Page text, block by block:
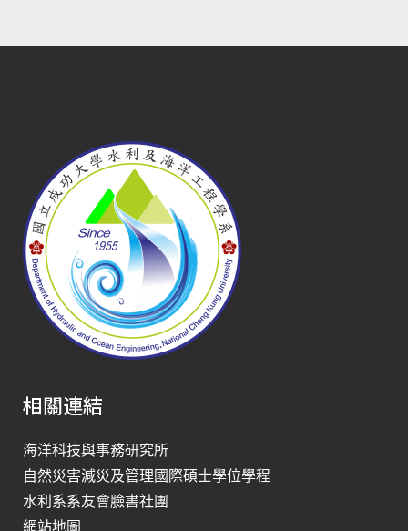
相關連結
海洋科技與事務研究所
自然災害減災及管理國際碩士學位學程
水利系系友會臉書社團